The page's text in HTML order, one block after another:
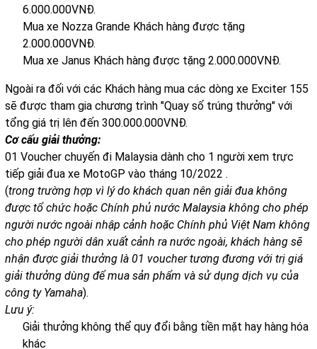
6.000.000VNĐ.
Mua xe Nozza Grande Khách hàng được tặng
2.000.000VNĐ.
Mua xe Janus Khách hàng được tặng 2.000.000VNĐ.
Ngoài ra đối với các Khách hàng mua các dòng xe Exciter 155
sẽ được tham gia chương trình "Quay số trúng thưởng" với
tổng giá trị lên đến 300.000.000VNĐ.
Cơ cấu giải thưởng:
01 Voucher chuyến đi Malaysia dành cho 1 người xem trực
tiếp giải đua xe MotoGP vào tháng 10/2022 .
(trong trường hợp vì lý do khách quan nên giải đua không
được tổ chức hoặc Chính phủ nước Malaysia không cho phép
người nước ngoài nhập cảnh hoặc Chính phủ Việt Nam không
cho phép người dân xuất cảnh ra nước ngoài, khách hàng sẽ
nhận được giải thưởng là 01 voucher tương đương với trị giá
giải thưởng dùng để mua sản phẩm và sử dụng dịch vụ của
công ty Yamaha).
Lưu ý:
Giải thưởng không thể quy đổi bằng tiền mặt hay hàng hóa
khác